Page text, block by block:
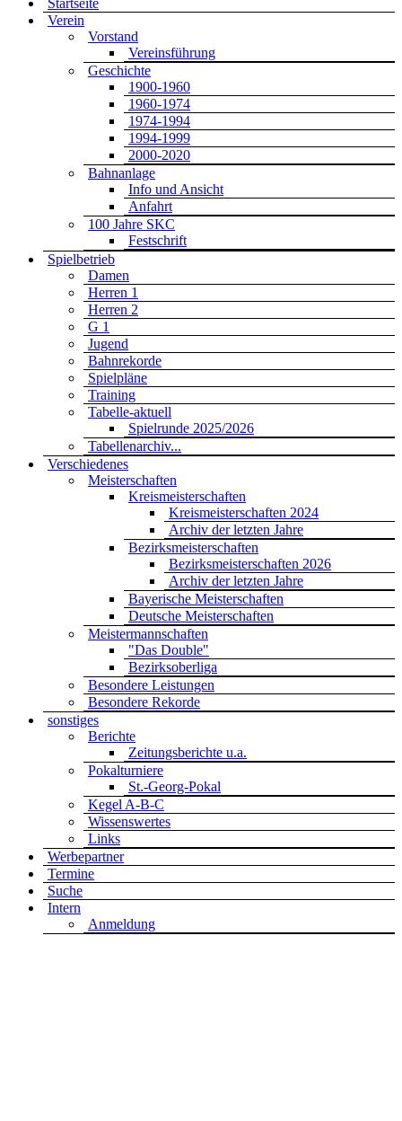
Startseite
Verein
Vorstand
Vereinsführung
Geschichte
1900-1960
1960-1974
1974-1994
1994-1999
2000-2020
Bahnanlage
Info und Ansicht
Anfahrt
100 Jahre SKC
Festschrift
Spielbetrieb
Damen
Herren 1
Herren 2
G 1
Jugend
Bahnrekorde
Spielpläne
Training
Tabelle-aktuell
Spielrunde 2025/2026
Tabellenarchiv...
Verschiedenes
Meisterschaften
Kreismeisterschaften
Kreismeisterschaften 2024
Archiv der letzten Jahre
Bezirksmeisterschaften
Bezirksmeisterschaften 2026
Archiv der letzten Jahre
Bayerische Meisterschaften
Deutsche Meisterschaften
Meistermannschaften
"Das Double"
Bezirksoberliga
Besondere Leistungen
Besondere Rekorde
sonstiges
Berichte
Zeitungsberichte u.a.
Pokalturniere
St.-Georg-Pokal
Kegel A-B-C
Wissenswertes
Links
Werbepartner
Termine
Suche
Intern
Anmeldung